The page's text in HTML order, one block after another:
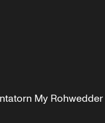
My